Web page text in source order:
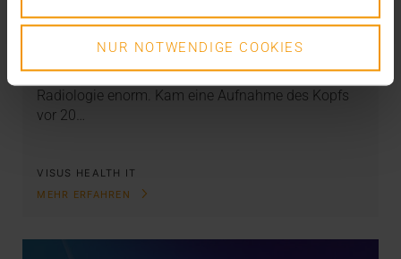
NUR NOTWENDIGE COOKIES
Das PACS als Datendepot
08.05.2024
Schon heute ist das Datenaufkommen in der
Radiologie enorm. Kam eine Aufnahme des Kopfs
vor 20…
VISUS HEALTH IT
MEHR ERFAHREN